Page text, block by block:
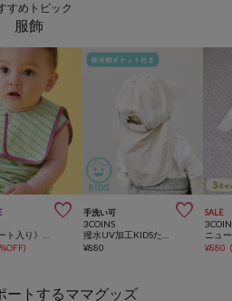
すめトピック
服飾

)
手洗い可 
3COINS
¥880
SALE
¥880
ートするママグッズ